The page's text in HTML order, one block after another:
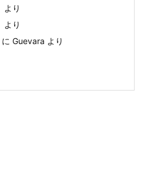
より
より
に Guevara より